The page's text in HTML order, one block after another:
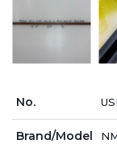
No.
Brand/Model